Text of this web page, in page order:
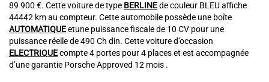
89 900 €. Cette voiture de type BERLINEde couleur BLEU affiche
44442 km au compteur. Cette automobile possède une boîte
AUTOMATIQUEetune puissance fiscale de 10 CV pour une
puissance réelle de 490 Ch din. Cette voiture d’occasion
ELECTRIQUEcompte 4 portes pour 4 places et est accompagnée
d’une garantie Porsche Approved 12 mois .